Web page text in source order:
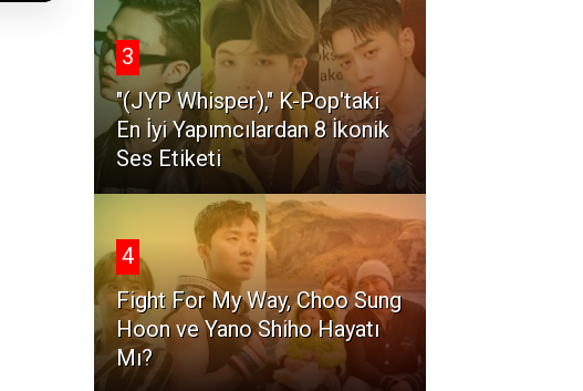
3
"(JYP Whisper)," K-Pop'taki
En İyi Yapımcılardan 8 İkonik
Ses Etiketi
4
Fight For My Way, Choo Sung
Hoon ve Yano Shiho Hayatı
Mı?